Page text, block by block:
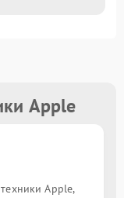
Apple
Apple,